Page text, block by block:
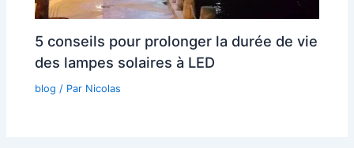
5 conseils pour prolonger la durée de vie
des lampes solaires à LED
blog / Par Nicolas